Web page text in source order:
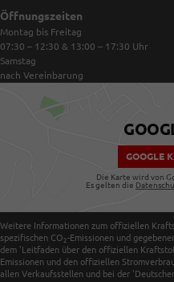
Öffnungszeiten
Montag bis Freitag
07:30 – 12:30 & 13:00 – 17:30 Uhr
Samstag
nach Vereinbarung
GOOGLE
Die Karte wird von
Es gelten die
Weitere Informationen zum offiziellen
spezifischen CO 2-Emissionen und
dem 'Leitfaden über den offiziellen
Emissionen und den offiziellen
allen Verkaufsstellen und bei der